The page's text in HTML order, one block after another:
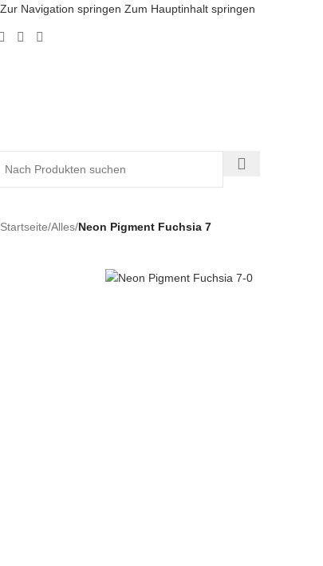
Zur Navigation springen Zum Hauptinhalt springen
Startseite/Alles/Neon Pigment Fuchsia 7